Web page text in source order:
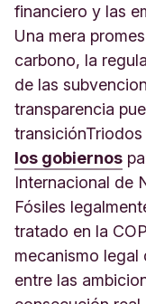
financiero y las
Una mera
carbono, la
de las
transparencia
los gobiernos
Internacional de
Fósiles
tratado en la
mecanismo legal
entre las